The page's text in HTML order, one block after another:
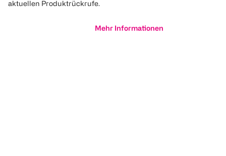
aktuellen Produktrückrufe.
Mehr Informationen